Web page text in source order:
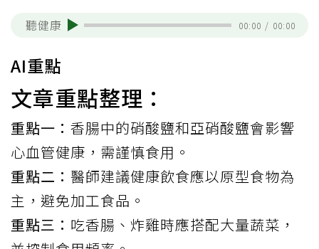
聽健康 00:00 / 00:00
AI重點
文章重點整理：
重點一： 香腸中的硝酸鹽和亞硝酸鹽會影響
心血管健康，需謹慎食用。
重點二： 醫師建議健康飲食應以原型食物為
主，避免加工食品。
重點三： 吃香腸、炸雞時應搭配大量蔬菜，